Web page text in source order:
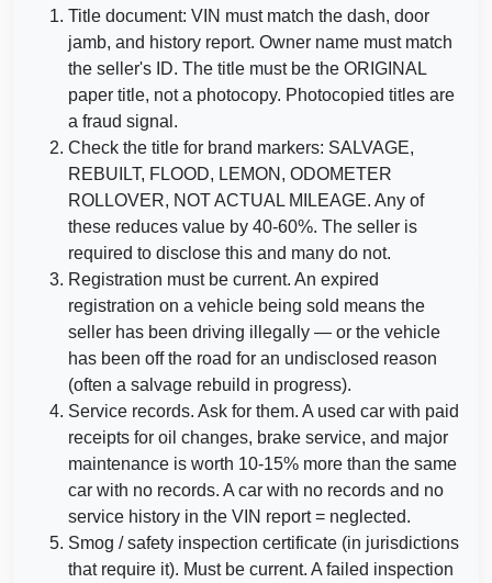
IAAI
IAAI
IAAI
Manheim
Copart
IAAI
Autocheck
Title document: VIN must match the dash, door
jamb, and history report. Owner name must match
the seller's ID. The title must be the ORIGINAL
paper title, not a photocopy. Photocopied titles are
a fraud signal.
Check the title for brand markers: SALVAGE,
REBUILT, FLOOD, LEMON, ODOMETER
ROLLOVER, NOT ACTUAL MILEAGE. Any of
these reduces value by 40-60%. The seller is
required to disclose this and many do not.
Registration must be current. An expired
registration on a vehicle being sold means the
seller has been driving illegally — or the vehicle
has been off the road for an undisclosed reason
(often a salvage rebuild in progress).
Service records. Ask for them. A used car with paid
receipts for oil changes, brake service, and major
maintenance is worth 10-15% more than the same
car with no records. A car with no records and no
service history in the VIN report = neglected.
Smog / safety inspection certificate (in jurisdictions
that require it). Must be current. A failed inspection